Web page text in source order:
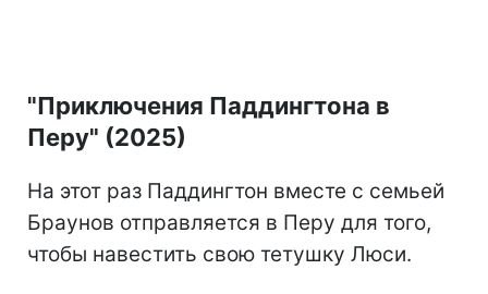
"Приключения Паддингтона в
Перу" (2025)
На этот раз Паддингтон вместе с семьей
Браунов отправляется в Перу для того,
чтобы навестить свою тетушку Люси.